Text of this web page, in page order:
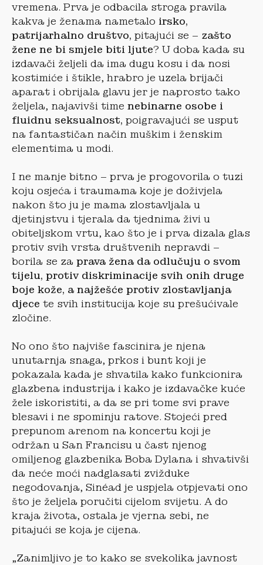
vremena. Prva je odbacila stroga pravila
kakva je ženama nametalo irsko,
patrijarhalno društvo, pitajući se – zašto
žene ne bi smjele biti ljute? U doba kada su
izdavači željeli da ima dugu kosu i da nosi
kostimiće i štikle, hrabro je uzela brijači
aparat i obrijala glavu jer je naprosto tako
željela, najavivši time nebinarne osobe i
fluidnu seksualnost, poigravajući se usput
na fantastičan način muškim i ženskim
elementima u modi.
I ne manje bitno – prva je progovorila o tuzi
koju osjeća i traumama koje je doživjela
nakon što ju je mama zlostavljala u
djetinjstvu i tjerala da tjednima živi u
obiteljskom vrtu, kao što je i prva dizala glas
protiv svih vrsta društvenih nepravdi –
borila se za prava žena da odlučuju o svom
tijelu, protiv diskriminacije svih onih druge
boje kože, a najžešće protiv zlostavljanja
djece te svih institucija koje su prešućivale
zločine.
No ono što najviše fascinira je njena
unutarnja snaga, prkos i bunt koji je
pokazala kada je shvatila kako funkcionira
glazbena industrija i kako je izdavačke kuće
žele iskoristiti, a da se pri tome svi prave
blesavi i ne spominju ratove. Stojeći pred
prepunom arenom na koncertu koji je
održan u San Francisu u čast njenog
omiljenog glazbenika Boba Dylana i shvativši
da neće moći nadglasati zvižduke
negodovanja, Sinéad je uspjela otpjevati ono
što je željela poručiti cijelom svijetu. A do
kraja života, ostala je vjerna sebi, ne
pitajući se koja je cijena.
„Zanimljivo je to kako se svekolika javnost